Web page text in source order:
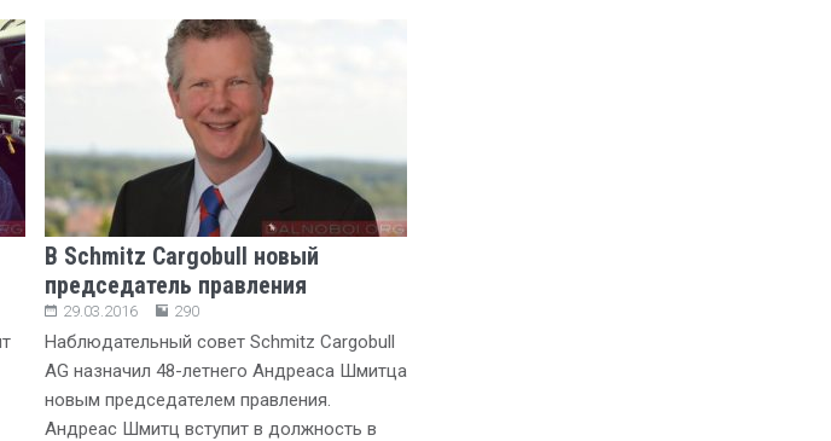
В Schmitz Cargobull новый
председатель правления
29.03.2016 290
Наблюдательный совет Schmitz Cargobull
AG назначил 48-летнего Андреаса Шмитца
новым председателем правления.
Андреас Шмитц вступит в должность в